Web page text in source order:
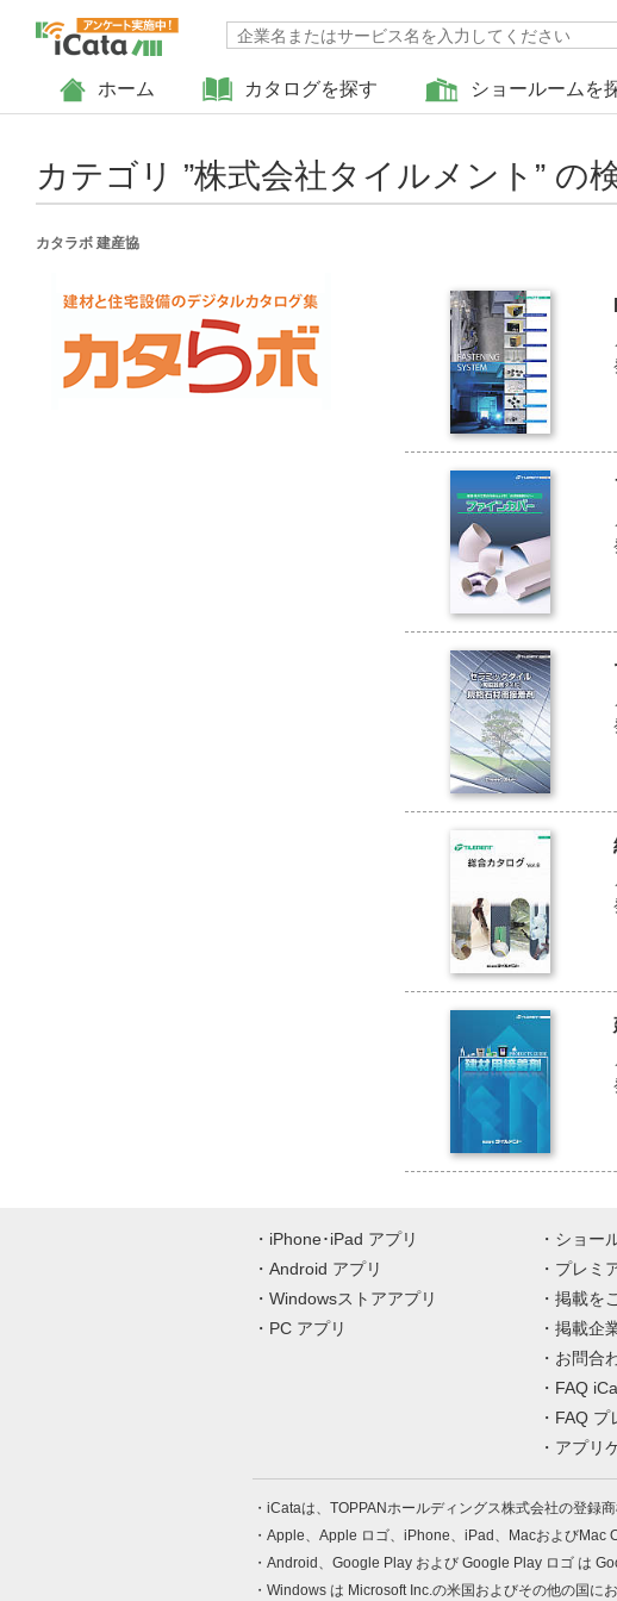
ホーム カタログを探す ショールームを
カテゴリ ”株式会社タイルメント ” の
カタラボ 建産協
iPhone･iPad アプリ
Android アプリ
Windowsストアアプリ
PC アプリ
ショー
プレミ
掲載を
掲載企
お問合
FAQ
FAQ プ
アプリ
iCataは、TOPPANホールディングス株式会社の登録商
Apple、Apple ロゴ、iPhone、iPad、MacおよびMac
Android、Google Play および Google Play ロゴ は
Windows は Microsoft Inc.の米国およびその他の国に